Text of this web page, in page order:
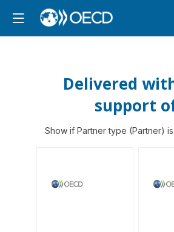
Delivered
support
Show if Partner type (Partner)